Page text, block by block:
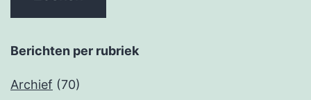
Berichten per rubriek
Archief (70)